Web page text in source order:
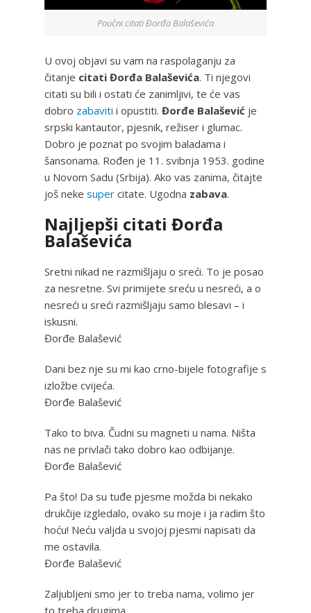
Poučni citati Đorđa Balaševića
U ovoj objavi su vam na raspolaganju za
čitanje citati Đorđa Balaševića. Ti njegovi
citati su bili i ostati će zanimljivi, te će vas
dobro zabaviti i opustiti. Đorđe Balašević je
srpski kantautor, pjesnik, režiser i glumac.
Dobro je poznat po svojim baladama i
šansonama. Rođen je 11. svibnja 1953. godine
u Novom Sadu (Srbija). Ako vas zanima, čitajte
još neke super citate. Ugodna zabava.
Najljepši citati Đorđa
Balaševića
Sretni nikad ne razmišljaju o sreći. To je posao
za nesretne. Svi primijete sreću u nesreći, a o
nesreći u sreći razmišljaju samo blesavi – i
iskusni.
Đorđe Balašević
Dani bez nje su mi kao crno-bijele fotografije s
izložbe cvijeća.
Đorđe Balašević
Tako to biva. Čudni su magneti u nama. Ništa
nas ne privlači tako dobro kao odbijanje.
Đorđe Balašević
Pa što! Da su tuđe pjesme možda bi nekako
drukčije izgledalo, ovako su moje i ja radim što
hoću! Neću valjda u svojoj pjesmi napisati da
me ostavila.
Đorđe Balašević
Zaljubljeni smo jer to treba nama, volimo jer
to treba drugima.